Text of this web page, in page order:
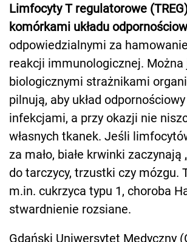
Limfocyty T regulatorowe
komórkami układu
odpowiedzialnymi za
reakcji immunologicznej. Można
biologicznymi strażnikami
pilnują, aby układ
infekcjami, a przy okazji nie
własnych tkanek. Jeśli
za mało, białe krwinki zaczynają
do tarczycy, trzustki czy mózgu.
m.in. cukrzyca typu 1, choroba
stwardnienie rozsiane.
Gdański Uniwersytet Medyczny